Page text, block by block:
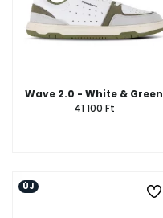
Wave 2.0 - White & Green
41 100 Ft
ÚJ